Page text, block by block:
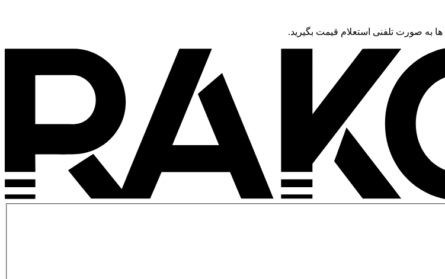
ها به صورت تلفنی استعلام قیمت بگیرید.